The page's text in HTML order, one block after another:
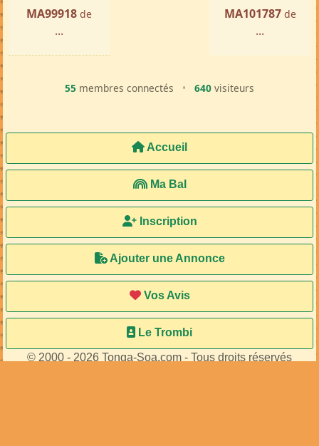
MA99918 de
...
MA101787 de
...
55 membres connectés • 640 visiteurs
Accueil
Ma Bal
Inscription
Ajouter une Annonce
Vos Avis
Le Trombi
© 2000 - 2026 Tonga-Soa.com - Tous droits réservés